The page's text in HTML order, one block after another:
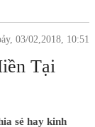
03/02,2018, 10:51
Tại
sẻ hay kinh